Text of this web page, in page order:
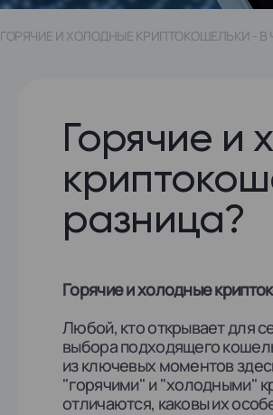
ГОРЯЧИЕ И ХОЛОДНЫЕ КРИПТОКОШЕЛЬКИ - В
Горячие и
разница?
Горячие и холодные
Любой, кто открывает для
выбора подходящего
из ключевых моментов
"горячими" и "холодными"
отличаются, каковы их